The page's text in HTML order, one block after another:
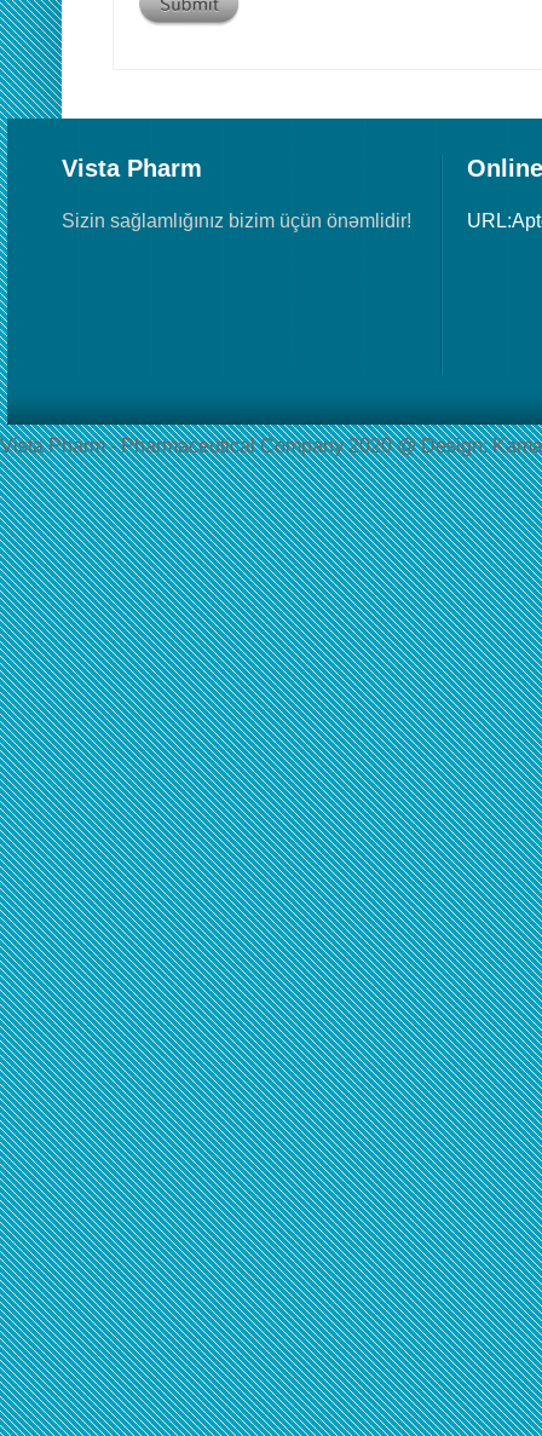
Vista Pharm
Sizin sağlamlığınız bizim üçün önəmlidir!
Vista Pharm - Pharmaceutical Сompany 2020 @ Design: